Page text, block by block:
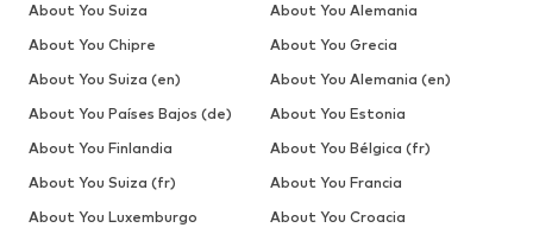
About You Suiza
About You Alemania
About You Chipre
About You Grecia
About You Suiza (en)
About You Alemania (en)
About You Países Bajos (de)
About You Estonia
About You Finlandia
About You Bélgica (fr)
About You Suiza (fr)
About You Francia
About You Luxemburgo
About You Croacia